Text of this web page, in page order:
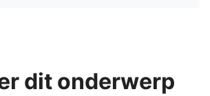
dit onderwerp